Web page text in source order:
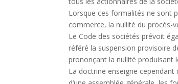
Lorsque ces formalités ne sont
commerce, la nullité du procès-
Le Code des sociétés prévoit
référé la suspension provisoire
prononçant la nullité produisant
La doctrine enseigne